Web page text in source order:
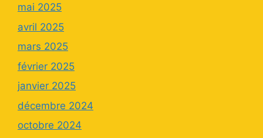
mai 2025
avril 2025
mars 2025
février 2025
janvier 2025
décembre 2024
octobre 2024